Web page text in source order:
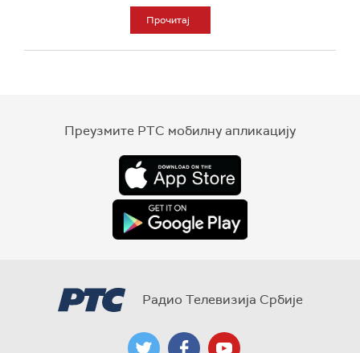
Прочитај
Преузмите РТС мобилну апликацију
Радио Телевизија Србије